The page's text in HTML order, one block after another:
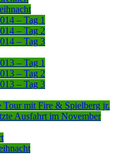
– Tag 1
– Tag 2
– Tag 3
– Tag 1
– Tag 2
– Tag 3
Tour mit Fire & Spielberg jr.
Ausfahrt im November